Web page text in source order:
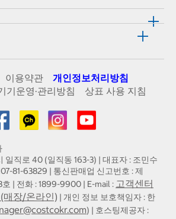
이용약관
개인정보처리방침
기운영·관리방침
상표 사용 지침
일직로 40 (일직동 163-3) | 대표자 : 조민수
81-63829 | 통신판매업 신고번호 : 제
| 전화 : 1899-9900 | E-mail : 고객센터
장/온라인) | 개인 정보 보호책임자 : 한
) | 호스팅제공자 :